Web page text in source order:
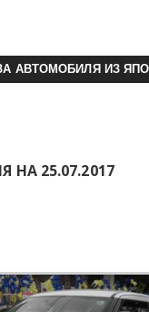
АВТОМОБИЛЯ ИЗ
25.07.2017